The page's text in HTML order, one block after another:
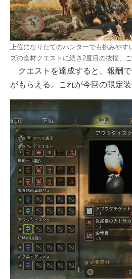
上位になりたてのハンターでも挑みやす
ズの食材クエストに続き2度目の抜擢、
クエストを達成すると、報酬で
がもらえる。これが今回の限定装